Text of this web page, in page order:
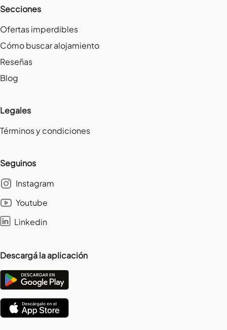
Secciones
Ofertas imperdibles
Cómo buscar alojamiento
Reseñas
Blog
Legales
Términos y condiciones
Seguinos
Instagram
Youtube
Linkedin
Descargá la aplicación